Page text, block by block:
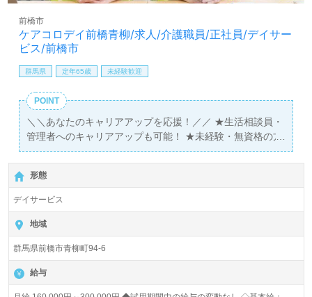
ケアコロデイ前橋青柳/求人/介護職員/正社員/デイサー
ビス/前橋市
前橋市
群馬県 定年65歳 未経験歓迎
POINT
＼＼あなたのキャリアアップを応援！／／ ★生活相談員・
管理者へのキャリアアップも可能！ ★未経験・無資格の方
も歓迎！頑張るあなたをサポートします！
形態
デイサービス
地域
群馬県前橋市青柳町94-6
給与